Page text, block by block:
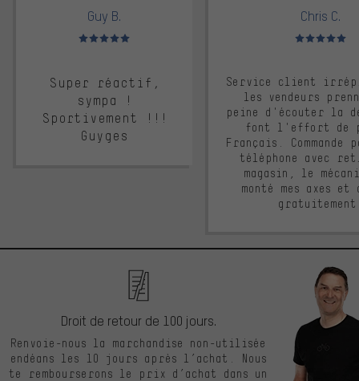
Guy B.
Note moyenne : 5 sur 5
Super réactif,
sympa !
Sportivement !!!
Guyges
Chris C.
Note moyenne :
Service client
les vendeurs
peine d'écouter la
font l'effort de
Français. Commande
téléphone avec
magasin, le
monté mes axes et
Droit de retour de 100 jours.
Renvoie-nous la marchandise non-utilisée
endéans les 10 jours après l’achat. Nous
te rembourserons le prix d’achat dans un